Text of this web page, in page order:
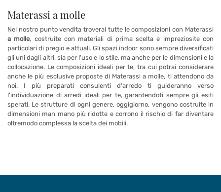
Materassi a molle
Nel nostro punto vendita troverai tutte le composizioni con Materassi
a molle, costruite con materiali di prima scelta e impreziosite con
particolari di pregio e attuali. Gli spazi indoor sono sempre diversificati
gli uni dagli altri, sia per l'uso e lo stile, ma anche per le dimensioni e la
collocazione. Le composizioni ideali per te, tra cui potrai considerare
anche le più esclusive proposte di Materassi a molle, ti attendono da
noi. I più preparati consulenti d'arredo ti guideranno verso
l'individuazione di arredi ideali per te, garantendoti sempre gli esiti
sperati. Le strutture di ogni genere, oggigiorno, vengono costruite in
dimensioni man mano più ridotte e corrono il rischio di far diventare
oltremodo complessa la scelta dei mobili.